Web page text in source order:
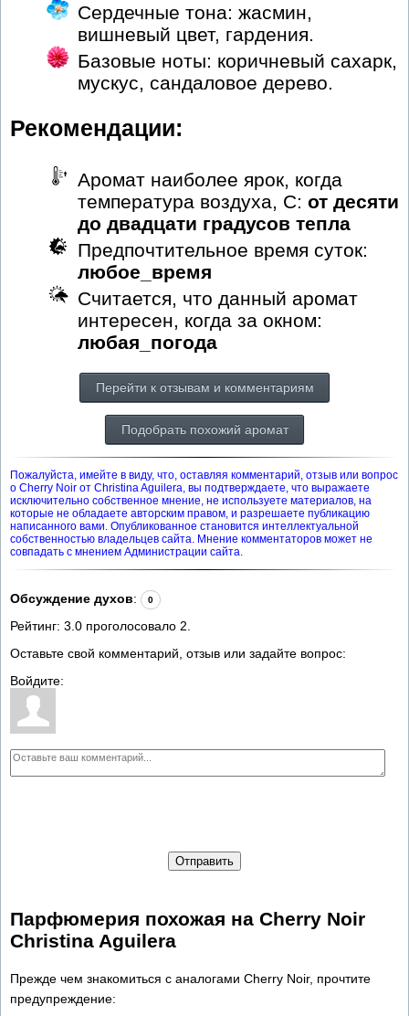
Сердечные тона: жасмин,
вишневый цвет, гардения.
Базовые ноты: коричневый сахарк,
мускус, сандаловое дерево.
Рекомендации:
Аромат наиболее ярок, когда
температура воздуха, С: от десяти
до двадцати градусов тепла
Предпочтительное время суток:
любое_время
Считается, что данный аромат
интересен, когда за окном:
любая_погода
Перейти к отзывам и комментариям
Подобрать похожий аромат
Пожалуйста, имейте в виду, что, оставляя комментарий, отзыв или вопрос
о Cherry Noir от Christina Aguilera, вы подтверждаете, что выражаете
исключительно собственное мнение, не используете материалов, на
которые не обладаете авторским правом, и разрешаете публикацию
написанного вами. Опубликованное становится интеллектуальной
собственностью владельцев сайта. Мнение комментаторов может не
совпадать с мнением Администрации сайта.
Обсуждение духов: 0
Рейтинг: 3.0 проголосовало 2
Оставьте свой комментарий, отзыв или задайте вопрос:
Войдите:
Отправить
Парфюмерия похожая на Cherry Noir
Christina Aguilera
Прежде чем знакомиться с аналогами Cherry Noir, прочтите
предупреждение: